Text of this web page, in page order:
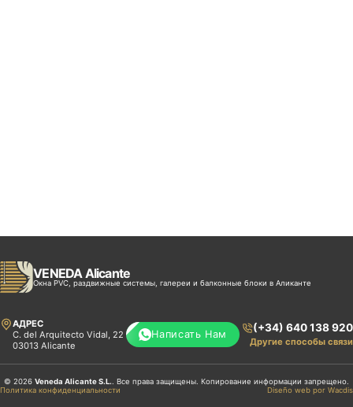
VENEDA Alicante
Окна PVC, раздвижные системы, галереи и балконные блоки в Аликанте
АДРЕС
C. del Arquitecto Vidal, 22
03013 Alicante
Написать Нам
(+34) 640 138 920
Другие способы связи
© 2026 Veneda Alicante S.L. . Все права защищены. Копирование информации запрещено.
Политика конфиденциальности
Diseño web por Wacdis